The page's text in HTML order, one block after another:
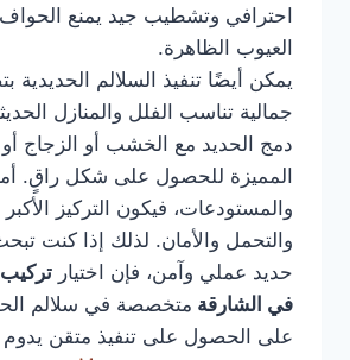
احترافي وتشطيب جيد يمنع الحواف
العيوب الظاهرة.
يمكن أيضًا تنفيذ السلالم الحديدية
جمالية تناسب الفلل والمنازل
دمج الحديد مع الخشب أو الزجاج أو
المميزة للحصول على شكل راقٍ.
والمستودعات، فيكون التركيز
والتحمل والأمان. لذلك إذا كنت
حديد عملي وآمن، فإن اختيار
في الشارقة متخصصة في سلالم
على الحصول على تنفيذ متقن